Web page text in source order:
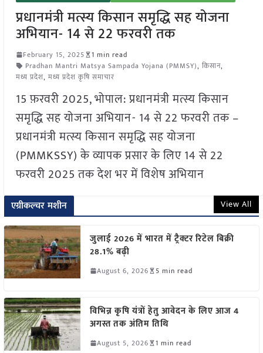
प्रधानमंत्री मत्स्य किसान समृद्धि सह योजना
अभियान- 14 से 22 फरवरी तक
February 15, 2025
1 min read
Pradhan Mantri Matsya Sampada Yojana (PMMSY), किसान,
मध्य प्रदेश, मध्य प्रदेश कृषि समाचार
15 फ़रवरी 2025, भोपाल: प्रधानमंत्री मत्स्य किसान
समृद्धि सह योजना अभियान- 14 से 22 फरवरी तक –
प्रधानमंत्री मत्स्य किसान समृद्धि सह योजना
(PMMKSSY) के व्यापक प्रसार के लिए 14 से 22
फरवरी 2025 तक देश भर में विशेष अभियान
एग्रीकल्चर मशीन View All
जुलाई 2026 में भारत में ट्रैक्टर रिटेल बिक्री
28.1% बढ़ी
August 6, 2026 5 min read
विभिन्न कृषि यंत्रों हेतु आवेदन के लिए आज 4
अगस्त तक अंतिम तिथि
August 5, 2026 1 min read